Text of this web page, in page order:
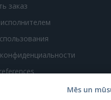
заказ
Mēs un